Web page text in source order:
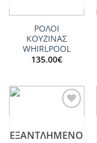
ΡΟΛΟΙ
ΚΟΥΖΙΝΑΣ
WHIRLPOOL
135.00€
ΕΞΑΝΤΛΗΜΈΝΟ